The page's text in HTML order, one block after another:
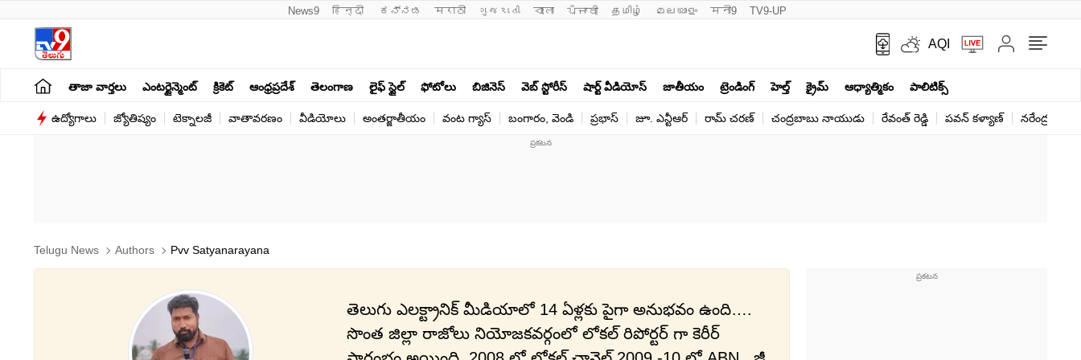
News9 हिन्दी ಕನ್ನಡ मराठी ગુજરાતી বাংলা ਪੰਜਾਬੀ தமிழ் മലയാളം मनी9 TV9-UP
AQI
తాజా వార్తలు ఎంటర్టైన్మెంట్ క్రికెట్ ఆంధ్రప్రదేశ్ తెలంగాణ లైఫ్ స్టైల్ ఫోటోలు బిజినెస్ వెబ్ స్టోరీస్ షార్ట్ వీడియోస్ జాతీయం ట్రెండింగ్ హెల్త్‌ క్రైమ్ ఆధ్యాత్మికం పాలిటిక్స్‌
ఉద్యోగాలు జ్యోతిష్యం టెక్నాలజీ వాతావరణం వీడియోలు అంతర్జాతీయం వంట గ్యాస్ బంగారం, వెండి ప్రభాస్ జూ. ఎన్టీఆర్ రామ్ చ‌ర‌ణ్‌ చంద్రబాబు నాయుడు రేవంత్ రెడ్డి పవన్ కళ్యాణ్ నరేంద్ర మోదీ
Telugu News Authors Pvv Satyanarayana
తెలుగు ఎలక్ట్రానిక్ మీడియాలో 14 ఏళ్లకు పైగా అనుభవం ఉంది….
సొంత జిల్లా రాజోలు నియోజకవర్గంలో లోకల్ రిపోర్టర్ గా కెరీర్